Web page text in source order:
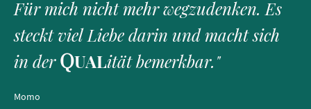
Für mich nicht mehr wegzudenken. Es
steckt viel Liebe darin und macht sich
in derQUALität bemerkbar."
Momo